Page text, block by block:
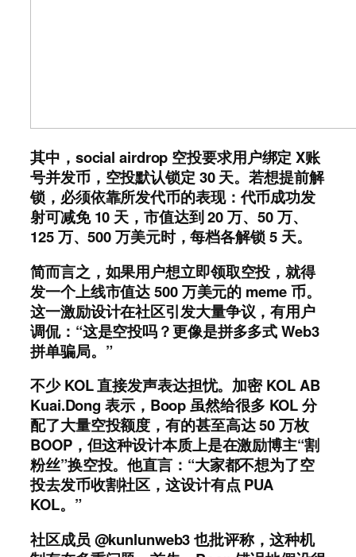
其中，social airdrop 空投要求用户绑定 X账
号并发币，空投默认锁定 30 天。若想提前解
锁，必须依靠所发代币的表现：代币成功发
射可减免 10 天，市值达到 20 万、50 万、
125 万、500 万美元时，每档各解锁 5 天。
简而言之，如果用户想立即领取空投，就得
发一个上线市值达 500 万美元的 meme 币。
这一激励设计在社区引发大量争议，有用户
调侃：“这是空投吗？更像是拼多多式 Web3
拼单骗局。”
不少 KOL 直接发声表达担忧。加密 KOL AB
Kuai.Dong 表示，Boop 虽然给很多 KOL 分
配了大量空投额度，有的甚至高达 50 万枚
BOOP，但这种设计本质上是在激励博主“割
粉丝”换空投。他直言：“大家都不想为了空
投去发币收割社区，这设计有点 PUA
KOL。”
社区成员 @kunlunweb3 也批评称，这种机